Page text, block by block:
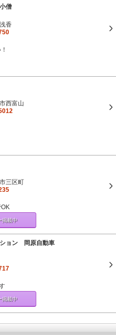
僧
香
西富山
三区町
掲載中
ション 岡原自動車
掲載中